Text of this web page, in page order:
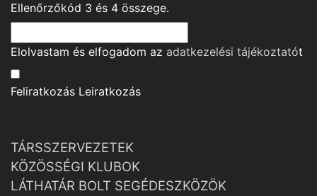
Ellenőrzőkód 3 és 4 összege.
Elolvastam és elfogadom az adatkezelési tájékoztatót
Feliratkozás Leiratkozás
TÁRSSZERVEZETEK
KÖZÖSSÉGI KLUBOK
LÁTHATÁR BOLT SEGÉDESZKÖZÖK